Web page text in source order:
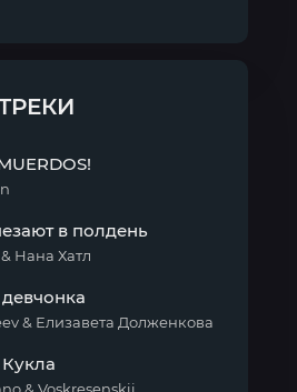
в полдень
Нана Хатл
& Елизавета Долженкова